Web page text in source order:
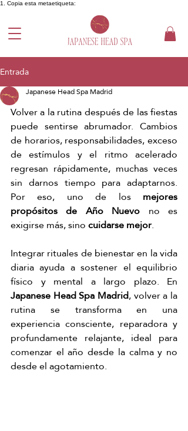
1. Copia esta metaetiqueta:
Entrada
Japanese Head Spa Madrid
Volver a la rutina después de las fiestas
puede sentirse abrumador. Cambios
de horarios, responsabilidades, exceso
de estímulos y el ritmo acelerado
regresan rápidamente, muchas veces
sin darnos tiempo para adaptarnos.
Por eso, uno de los mejores
propósitos de Año Nuevo no es
exigirse más, sino cuidarse mejor.
Integrar rituales de bienestar en la vida
diaria ayuda a sostener el equilibrio
Japanese Head Spa Madrid, volver a la
rutina se transforma en una
experiencia consciente, reparadora y
profundamente relajante, ideal para
comenzar el año desde la calma y no
desde el agotamiento.